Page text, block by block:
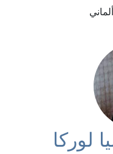
لوركا